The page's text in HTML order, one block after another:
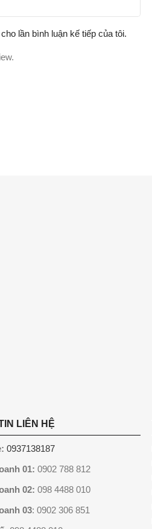
lần bình luận kế tiếp của tôi.
LIÊN HỆ
0937138187
01: 0902 788 812
02: 098 4488 010
03: 0902 306 851